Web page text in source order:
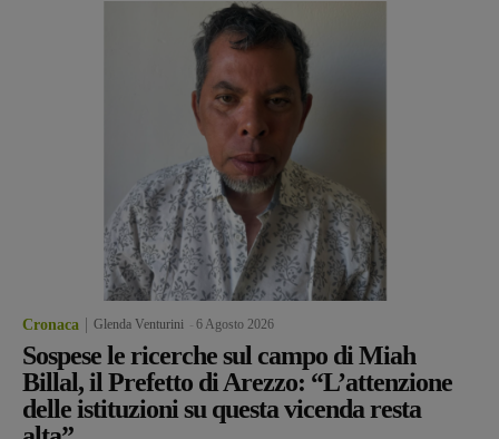
Cronaca Glenda Venturini 6 Agosto 2026
Sospese le ricerche sul campo di Miah
Billal, il Prefetto di Arezzo: “L’attenzione
delle istituzioni su questa vicenda resta